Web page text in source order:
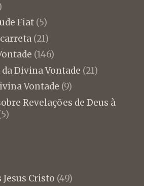
Fiat(5)
(21)
(146)
Divina Vontade (21)
Vontade (9)
Revelações de Deus à
Cristo (49)